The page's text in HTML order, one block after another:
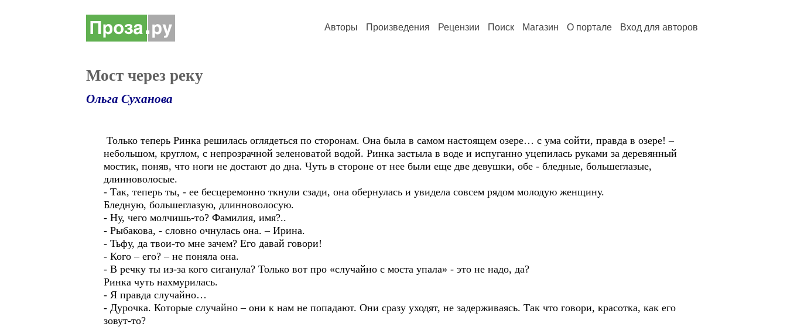
Авторы Произведения Рецензии Поиск Магазин О портале Вход для авторов
Мост через реку
Ольга Суханова
Только теперь Ринка решилась оглядеться по сторонам. Она была в самом настоящем озере… с ума сойти, правда в озере! –
небольшом, круглом, с непрозрачной зеленоватой водой. Ринка застыла в воде и испуганно уцепилась руками за деревянный
мостик, поняв, что ноги не достают до дна. Чуть в стороне от нее были еще две девушки, обе - бледные, большеглазые,
длинноволосые.
- Так, теперь ты, - ее бесцеремонно ткнули сзади, она обернулась и увидела совсем рядом молодую женщину.
Бледную, большеглазую, длинноволосую.
- Ну, чего молчишь-то? Фамилия, имя?..
- Рыбакова, - словно очнулась она. – Ирина.
- Тьфу, да твои-то мне зачем? Его давай говори!
- Кого – его? – не поняла она.
- В речку ты из-за кого сиганула? Только вот про «случайно с моста упала» - это не надо, да?
Ринка чуть нахмурилась.
- Я правда случайно…
- Дурочка. Которые случайно – они к нам не попадают. Они сразу уходят, не задерживаясь. Так что говори, красотка, как его
зовут-то?